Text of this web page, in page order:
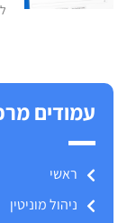
עמודים
ראשי
ניהול מוניטין